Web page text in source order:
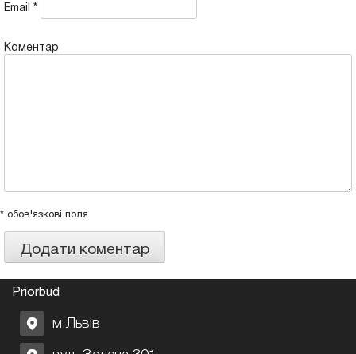
Email *
Коментар
* обов'язкові поля
Priorbud
м.Львів